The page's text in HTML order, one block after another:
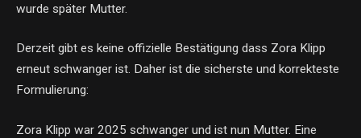
wurde später Mutter.
Derzeit gibt es keine offizielle Bestätigung dass Zora Klipp
erneut schwanger ist. Daher ist die sicherste und korrekteste
Formulierung:
Zora Klipp war 2025 schwanger und ist nun Mutter. Eine